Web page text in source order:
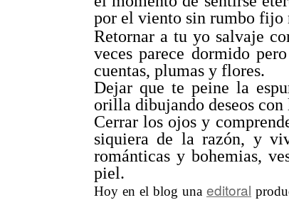
por el viento sin rumbo fijo
Retornar a tu yo salvaje
veces parece dormido
cuentas, plumas y flores.
Dejar que te peine la
orilla dibujando deseos con
Cerrar los ojos y
siquiera de la razón, y
románticas y bohemias,
piel.
Hoy en el blog una editoral